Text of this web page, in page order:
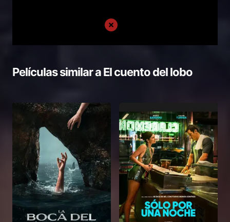
Películas similar aEl cuento del lobo